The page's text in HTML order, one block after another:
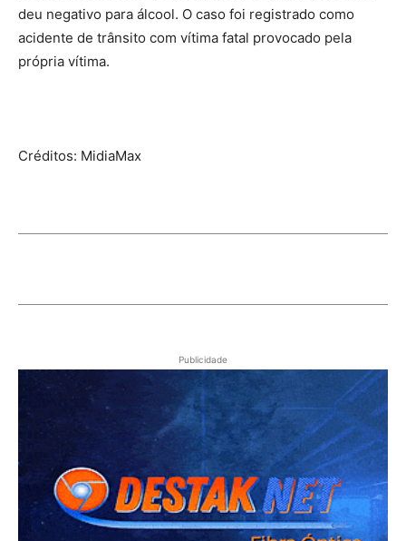
deu negativo para álcool. O caso foi registrado como
acidente de trânsito com vítima fatal provocado pela
própria vítima.
Créditos: MidiaMax
Publicidade